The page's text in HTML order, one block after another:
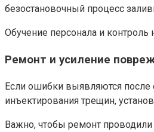
безостановочный процесс
Обучение персонала и
Ремонт и усиление
Если ошибки выявляются после
инъектирования трещин,
Важно, чтобы ремонт проводили